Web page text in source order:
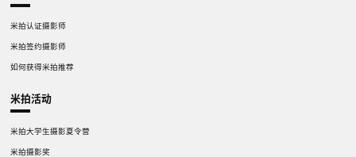
米拍认证摄影师
米拍签约摄影师
如何获得米拍推荐
米拍活动
米拍大学生摄影夏令营
米拍摄影奖